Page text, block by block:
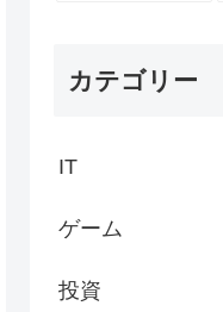
カテゴリー
IT
ゲーム
投資